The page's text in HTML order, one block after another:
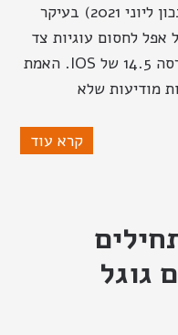
יש הרבה מאד דיבורים לאחרונה (נכון ליוני 2021) בעיקר
לחסום עוגיות צד
ג' ועוד אפשרויות מעקב כבר מהגרסה 14.5 של IOS. האמת
מודיעות שלא
קרא עוד
גוגל